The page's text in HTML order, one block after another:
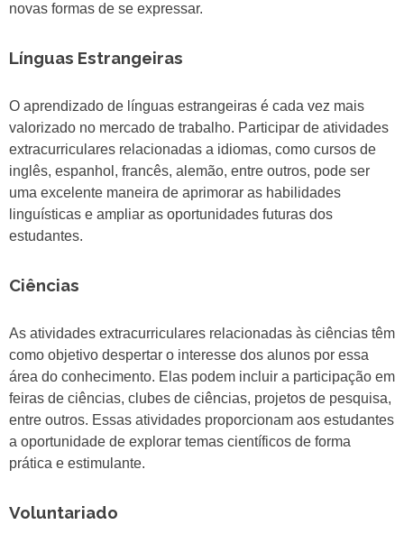
novas formas de se expressar.
Línguas Estrangeiras
O aprendizado de línguas estrangeiras é cada vez mais
valorizado no mercado de trabalho. Participar de atividades
extracurriculares relacionadas a idiomas, como cursos de
inglês, espanhol, francês, alemão, entre outros, pode ser
uma excelente maneira de aprimorar as habilidades
linguísticas e ampliar as oportunidades futuras dos
estudantes.
Ciências
As atividades extracurriculares relacionadas às ciências têm
como objetivo despertar o interesse dos alunos por essa
área do conhecimento. Elas podem incluir a participação em
feiras de ciências, clubes de ciências, projetos de pesquisa,
entre outros. Essas atividades proporcionam aos estudantes
a oportunidade de explorar temas científicos de forma
prática e estimulante.
Voluntariado